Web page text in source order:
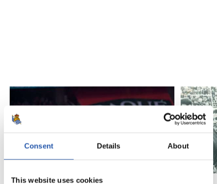
Consent Details About
This website uses cookies